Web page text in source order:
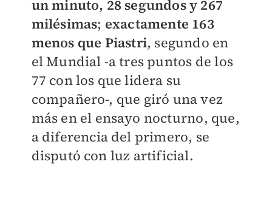
un minuto, 28 segundos y 267
milésimas; exactamente 163
menos que Piastri, segundo en
el Mundial -a tres puntos de los
77 con los que lidera su
compañero-, que giró una vez
más en el ensayo nocturno, que,
a diferencia del primero, se
disputó con luz artificial.